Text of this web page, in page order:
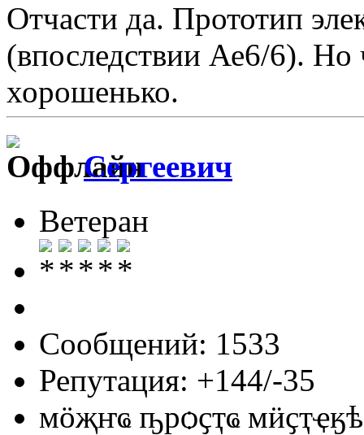
Отчасти да. Прототип
(впоследствии Ае6/6). Но
хорошенько.
Сергеевич
Ветеран
Сообщений: 1533
Репутация: +144/-35
мӧҗҥҩ ҧрѻҫҭҩ